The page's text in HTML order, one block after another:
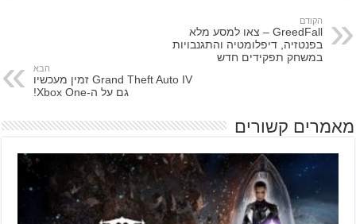
הקודם
GreedFall – צאו למסע מלא
בפנטזיה, דיפלומטיה והתגנבויות
במשחק תפקידים חדש
הבא
Grand Theft Auto IV זמין מעכשיו
גם על ה-Xbox One!
מאמרים קשורים